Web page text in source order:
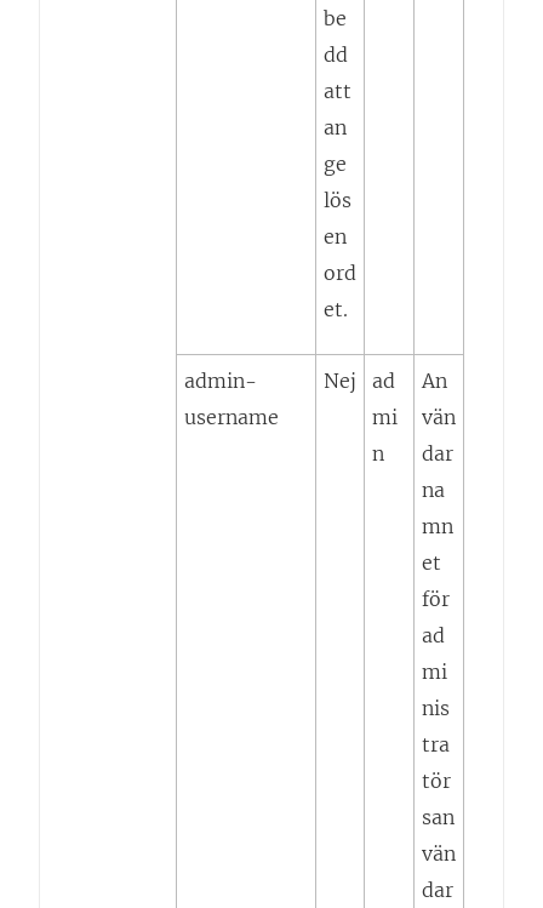
be
dd
att
an
ge
lös
en
ord
et.
admin-
username
Nej
ad
mi
n
An
vän
dar
na
mn
et
för
ad
mi
nis
tra
tör
san
vän
dar